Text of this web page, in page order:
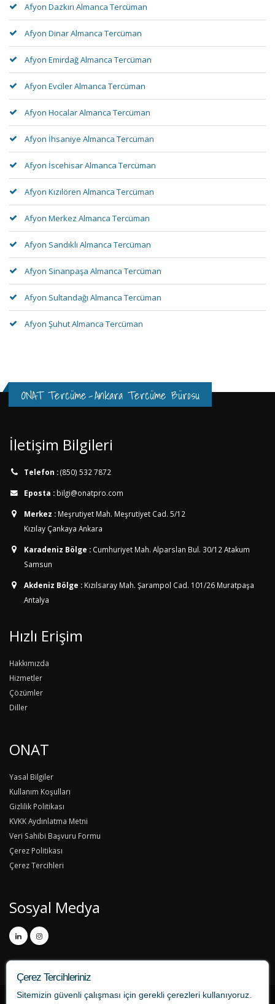
Afyon Dazkırı Almanca Tercüman
Afyon Dinar Almanca Tercüman
Afyon Emirdağ Almanca Tercüman
Afyon Evciler Almanca Tercüman
Afyon Hocalar Almanca Tercüman
Afyon İhsaniye Almanca Tercüman
Afyon İscehisar Almanca Tercüman
Afyon Kızılören Almanca Tercüman
Afyon Merkez Almanca Tercüman
Afyon Sandıklı Almanca Tercüman
Afyon Sinanpaşa Almanca Tercüman
Afyon Sultandağı Almanca Tercüman
Afyon Şuhut Almanca Tercüman
ONAT Tercüme-Ankara Tercüme Bürosu
İletişim Bilgileri
Telefon :(850) 532 7872
Eposta : bilgi@onatpro.com
Merkez : Meşrutiyet Mah. Meşrutiyet Cad. 5/12
Kızılay Çankaya Ankara
Karadeniz Bölge : Cumhuriyet Mah. Alparslan Bul. 30/12 Atakum
Samsun
Akdeniz Bölge : Kızılsaray Mah. Şarampol Cad. 101/26 Muratpaşa
Antalya
Hızlı Erişim
Hakkımızda
Hizmetler
Çözümler
Diller
ONAT
Yasal Bilgiler
Kullanım Koşulları
Gizlilik Politikası
KVKK Aydınlatma Metni
Veri Sahibi Başvuru Formu
Çerez Politikası
Çerez Tercihleri
Sosyal Medya
Çerez Tercihleriniz
Sitemizin güvenli çalışması için gerekli çerezleri kullanıyoruz.